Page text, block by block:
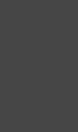
las